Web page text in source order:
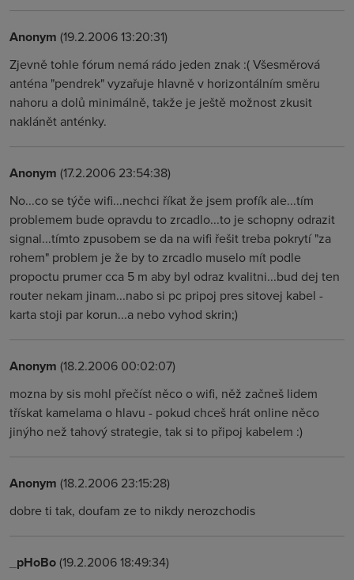
Anonym (19.2.2006 13:20:31)
Zjevně tohle fórum nemá rádo jeden znak :( Všesměrová
anténa "pendrek" vyzařuje hlavně v horizontálním směru
nahoru a dolů minimálně, takže je ještě možnost zkusit
naklánět anténky.
Anonym (17.2.2006 23:54:38)
No...co se týče wifi...nechci říkat že jsem profík ale...tím
problemem bude opravdu to zrcadlo...to je schopny odrazit
signal...tímto zpusobem se da na wifi řešit treba pokrytí "za
rohem" problem je že by to zrcadlo muselo mít podle
propoctu prumer cca 5 m aby byl odraz kvalitni...bud dej ten
router nekam jinam...nabo si pc pripoj pres sitovej kabel -
karta stoji par korun...a nebo vyhod skrin;)
Anonym (18.2.2006 00:02:07)
mozna by sis mohl přečíst něco o wifi, něž začneš lidem
třískat kamelama o hlavu - pokud chceš hrát online něco
jinýho než tahový strategie, tak si to připoj kabelem :)
Anonym (18.2.2006 23:15:28)
dobre ti tak, doufam ze to nikdy nerozchodis
_pHoBo(19.2.2006 18:49:34)